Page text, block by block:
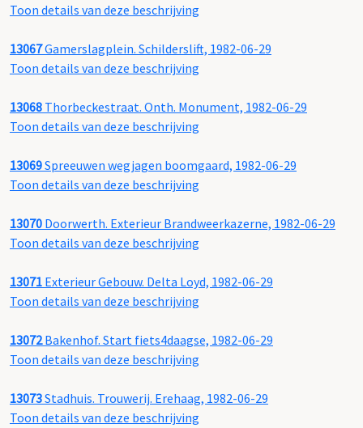
Toon details van deze beschrijving
13067Gamerslagplein. Schilderslift, 1982-06-29
Toon details van deze beschrijving
13068 Thorbeckestraat. Onth. Monument, 1982-06-29
Toon details van deze beschrijving
13069Spreeuwen wegjagen boomgaard, 1982-06-29
Toon details van deze beschrijving
13070 Doorwerth. Exterieur Brandweerkazerne, 1982-06-29
Toon details van deze beschrijving
13071 Exterieur Gebouw. Delta Loyd, 1982-06-29
Toon details van deze beschrijving
13072Bakenhof. Start fiets4daagse, 1982-06-29
Toon details van deze beschrijving
13073Stadhuis. Trouwerij. Erehaag, 1982-06-29
Toon details van deze beschrijving